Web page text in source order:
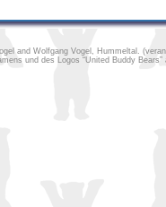
and Wolfgang Vogel, Hummeltal.
und des Logos “United Buddy